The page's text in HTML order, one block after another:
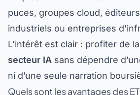
puces, groupes cloud, éditeurs
industriels ou entreprises
L’intérêt est clair : profiter de la
secteur IA sans dépendre
ni d’une seule narration
Quels sont les avantages des